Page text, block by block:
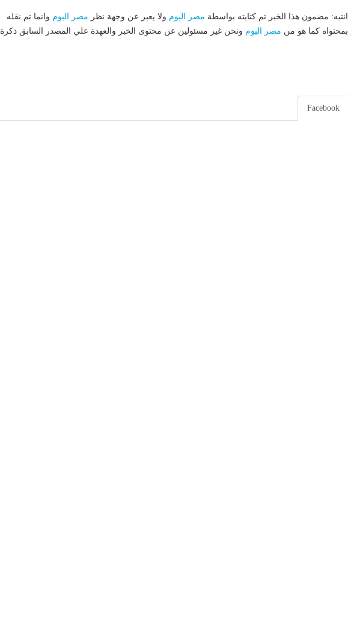
انتبه: مضمون هذا الخبر تم كتابته بواسطة مصر اليوم ولا يعبر عن وجهة نظر مصر اليوم وانما تم نقله
بمحتواه كما هو من مصر اليوم ونحن غير مسئولين عن محتوى الخبر والعهدة علي المصدر السابق ذكرة.
Facebook